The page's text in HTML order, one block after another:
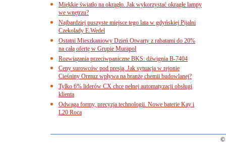
Miękkie światło na okrągło. Jak wykorzystać okrągłe lampy
we wnętrzu?
Najbardziej puszyste miejsce tego lata w gdyńskiej Pijalni
Czekolady E.Wedel
Ostatni Mieszkaniowy Dzień Otwarty z rabatami do 20%
na całą ofertę w Grupie Murapol
Rozwiązania przeciwpaniczne BKS: dźwignia B-7404
Ceny surowców pod presją. Jak sytuacja w rejonie
Cieśniny Ormuz wpływa na branżę chemii budowlanej?
Tylko 6% liderów CX chce pełnej automatyzacji obsługi
klienta
Odwaga formy, precyzja technologii. Nowe baterie Kay i
L20 Roca
©